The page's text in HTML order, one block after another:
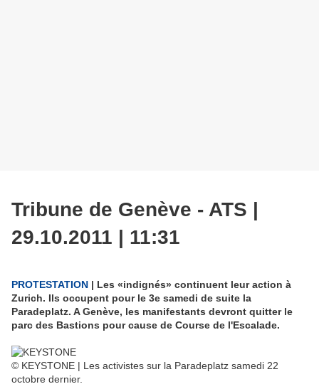
Tribune de Genève - ATS |
29.10.2011 | 11:31
PROTESTATION | Les «indignés» continuent leur action à
Zurich. Ils occupent pour le 3e samedi de suite la
Paradeplatz. A Genève, les manifestants devront quitter le
parc des Bastions pour cause de Course de l'Escalade.
© KEYSTONE | Les activistes sur la Paradeplatz samedi 22
octobre dernier.